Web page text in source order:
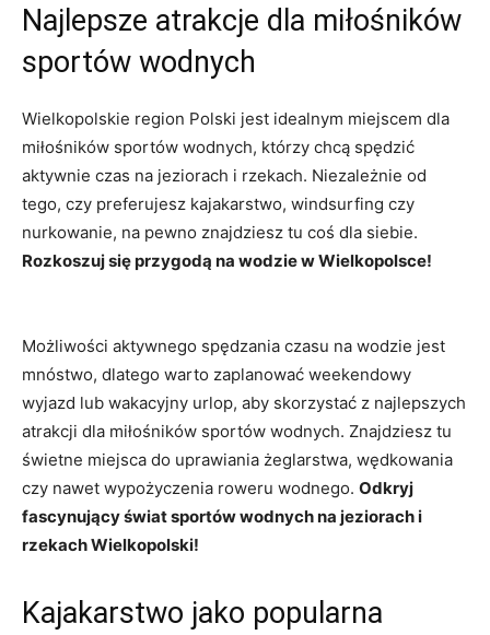
Najlepsze atrakcje dla miłośników
sportów wodnych
Wielkopolskie region Polski jest idealnym miejscem dla
miłośników sportów wodnych, którzy chcą spędzić
aktywnie czas na jeziorach i rzekach. Niezależnie od
tego, czy preferujesz kajakarstwo, windsurfing czy
nurkowanie, na pewno znajdziesz tu coś dla siebie.
Rozkoszuj się przygodą na wodzie w Wielkopolsce!
Możliwości aktywnego spędzania czasu na wodzie jest
mnóstwo, dlatego warto zaplanować weekendowy
wyjazd lub wakacyjny urlop, aby skorzystać z najlepszych
atrakcji dla miłośników sportów wodnych. Znajdziesz tu
świetne miejsca do uprawiania żeglarstwa, wędkowania
czy nawet wypożyczenia roweru wodnego. Odkryj
fascynujący świat sportów wodnych na jeziorach i
rzekach Wielkopolski!
Kajakarstwo jako popularna